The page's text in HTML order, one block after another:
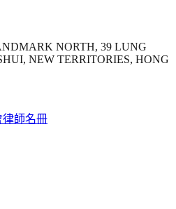
NORTH, 39 LUNG
NEW TERRITORIES, HONG
律師名冊